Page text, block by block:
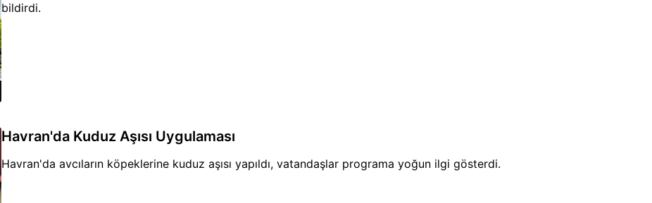
bildirdi.
Havran'da Kuduz Aşısı Uygulaması
Havran'da avcıların köpeklerine kuduz aşısı yapıldı, vatandaşlar programa yoğun ilgi gösterdi.